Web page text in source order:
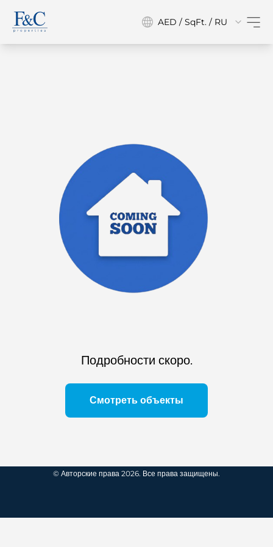
AED / SqFt. / RU
Подробности скоро.
Смотреть объекты
© Авторские права 2026. Все права защищены.